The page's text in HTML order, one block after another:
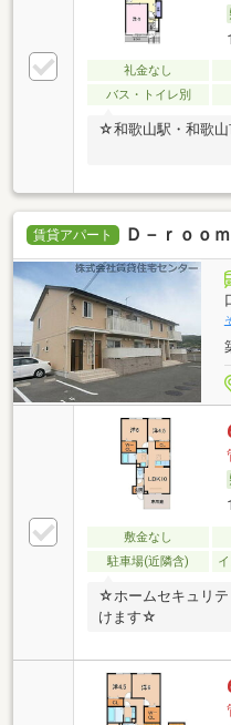
礼金なし
バス・トイレ別
☆和歌山駅・和歌
賃貸アパート Ｄ－ｒｏｏ
敷金なし
駐車場(近隣含)
☆ホームセキュリテ
けます☆